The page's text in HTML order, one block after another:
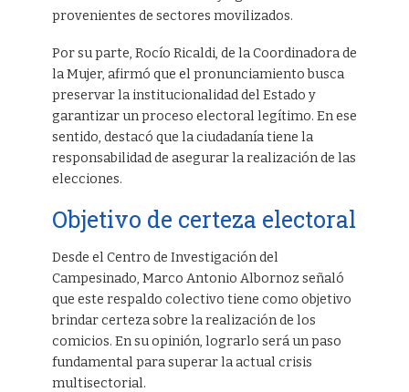
provenientes de sectores movilizados.
Por su parte, Rocío Ricaldi, de la Coordinadora de
la Mujer, afirmó que el pronunciamiento busca
preservar la institucionalidad del Estado y
garantizar un proceso electoral legítimo. En ese
sentido, destacó que la ciudadanía tiene la
responsabilidad de asegurar la realización de las
elecciones.
Objetivo de certeza electoral
Desde el Centro de Investigación del
Campesinado, Marco Antonio Albornoz señaló
que este respaldo colectivo tiene como objetivo
brindar certeza sobre la realización de los
comicios. En su opinión, lograrlo será un paso
fundamental para superar la actual crisis
multisectorial.